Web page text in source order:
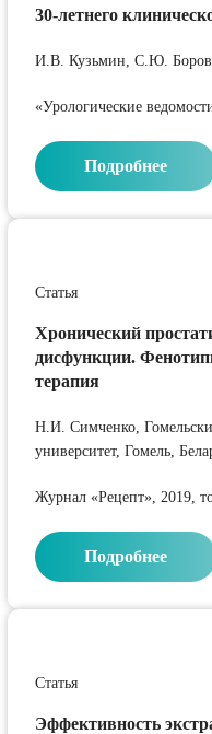
30-летнего
И.В. Кузьмин, С.Ю.
«Урологические
Подробнее
Статья
Хронический
дисфункции.
терапия
Н.И. Симченко,
университет, Гомель,
Журнал «Рецепт», 2019,
Подробнее
Статья
Эффективность